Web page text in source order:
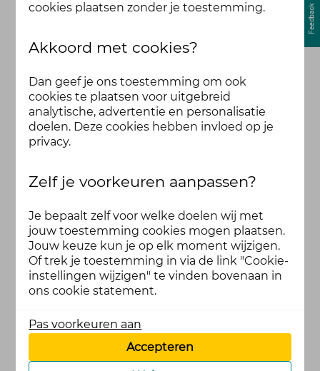
cookies plaatsen zonder je toestemming.
Akkoord met cookies?
Dan geef je ons toestemming om ook
cookies te plaatsen voor uitgebreid
analytische, advertentie en personalisatie
doelen. Deze cookies hebben invloed op je
privacy.
Zelf je voorkeuren aanpassen?
Je bepaalt zelf voor welke doelen wij met
jouw toestemming cookies mogen plaatsen.
Jouw keuze kun je op elk moment wijzigen.
Of trek je toestemming in via de link "Cookie-
instellingen wijzigen" te vinden bovenaan in
ons cookie statement.
Pas voorkeuren aan
Accepteren